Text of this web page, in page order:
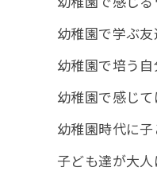
幼稚園で学ぶ
幼稚園で培う自
幼稚園で感じ
幼稚園時代に
子ども達が大